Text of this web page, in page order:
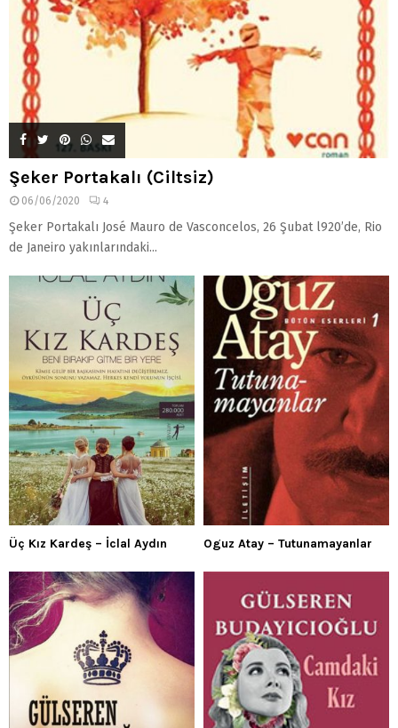
Şeker Portakalı (Ciltsiz)
06/06/2020 4
Şeker Portakalı José Mauro de Vasconcelos, 26 Şubat l920’de, Rio
de Janeiro yakınlarındaki...
Üç Kız Kardeş – İclal Aydın Oguz Atay – Tutunamayanlar